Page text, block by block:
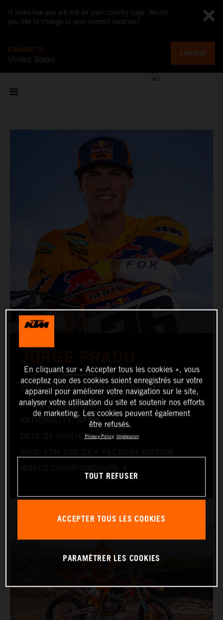
It looks like you are not on your country page. Would
you like to change to your current location?
CHANGE TO
United States
CHANGE
TEAM: RED BULL KTM FACTORY RACING
RACING NUMBER: 26
NATIONALITY: SPAIN
DATE OF BIRTH: 05.01.2001
En cliquant sur « Accepter tous les cookies », vous
acceptez que des cookies soient enregistrés sur votre
appareil pour améliorer votre navigation sur le site,
analyser votre utilisation du site et soutenir nos efforts
de marketing. Les cookies peuvent également
être refusés.
Privacy Policy Impression
TOUT REFUSER
ACCEPTER TOUS LES COOKIES
PARAMÉTRER LES COOKIES